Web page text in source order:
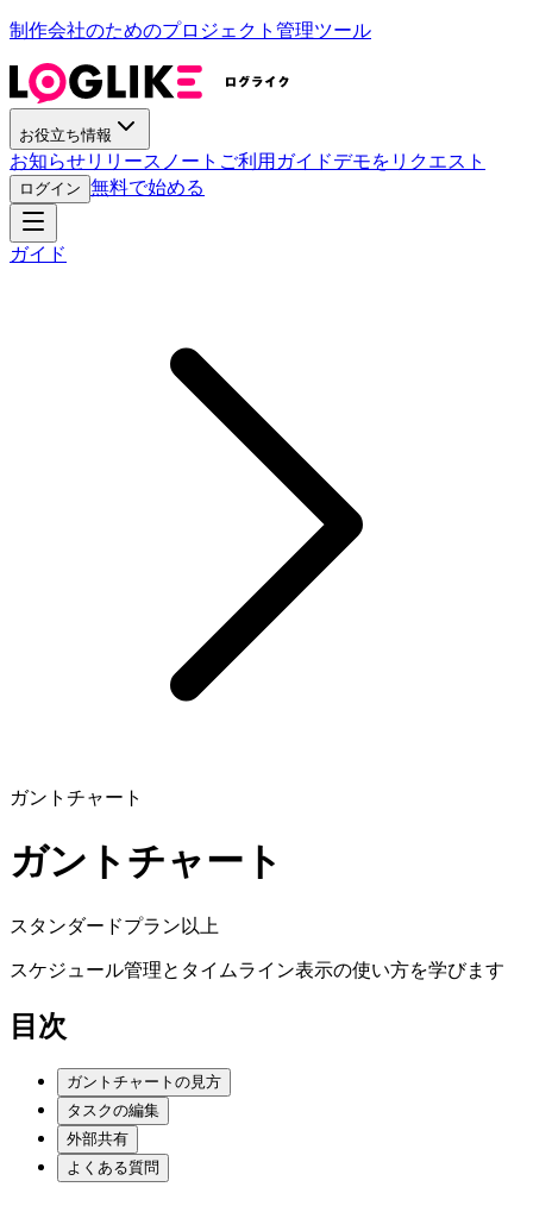
制作会社のためのプロジェクト管理ツール
お役立ち情報
お知らせリリースノート ご利用ガイドデモをリクエスト
ログイン 無料で始める
ガイド
ガントチャート
ガントチャート
スタンダードプラン以上
スケジュール管理とタイムライン表示の使い方を学びます
目次
ガントチャートの見方
タスクの編集
外部共有
よくある質問